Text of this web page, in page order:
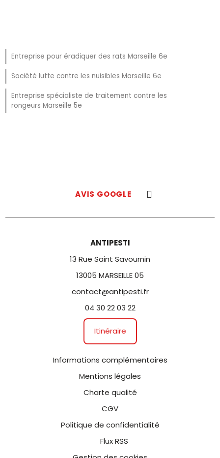
Entreprise pour éradiquer des rats Marseille 6e
Société lutte contre les nuisibles Marseille 6e
Entreprise spécialiste de traitement contre les
rongeurs Marseille 5e
AVIS GOOGLE
ANTIPESTI
13 Rue Saint Savournin
13005 MARSEILLE 05
contact@antipesti.fr
04 30 22 03 22
Itinéraire
Informations complémentaires
Mentions légales
Charte qualité
CGV
Politique de confidentialité
Flux RSS